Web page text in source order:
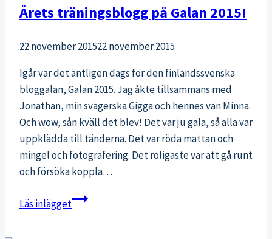
Årets träningsblogg på Galan 2015!
22 november 201522 november 2015
Igår var det äntligen dags för den finlandssvenska
bloggalan, Galan 2015. Jag åkte tillsammans med
Jonathan, min svägerska Gigga och hennes vän Minna.
Och wow, sån kväll det blev! Det var ju gala, så alla var
uppklädda till tänderna. Det var röda mattan och
mingel och fotografering. Det roligaste var att gå runt
och försöka koppla…
Läs inläggetÅrets